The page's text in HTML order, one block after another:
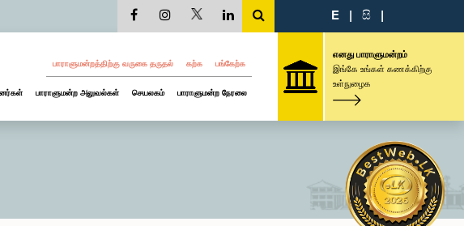
E | සි |
பாராளுமன்றத்திற்கு வருகை தருதல் கற்க பங்கேற்க
பாராளுமன்ற அலுவல்கள் செயலகம் பாராளுமன்ற நேரலை
எனது பாராளுமன்றம்
இங்கே உங்கள் கணக்கிற்கு
உள்நுழைக